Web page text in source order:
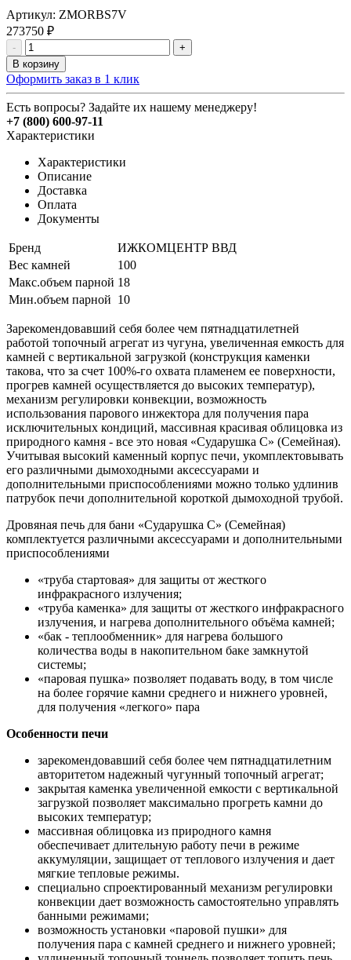
Артикул: ZMORBS7V
273750 ₽
-
+
В корзину
Оформить заказ в 1 клик
Есть вопросы? Задайте их нашему менеджеру!
+7 (800) 600-97-11
Характеристики
Характеристики
Описание
Доставка
Оплата
Документы
Бренд
ИЖКОМЦЕНТР ВВД
Вес камней
100
Макс.объем парной 18
Мин.объем парной 10
Зарекомендовавший себя более чем пятнадцатилетней
работой топочный агрегат из чугуна, увеличенная емкость для
камней с вертикальной загрузкой (конструкция каменки
такова, что за счет 100%-го охвата пламенем ее поверхности,
прогрев камней осуществляется до высоких температур),
механизм регулировки конвекции, возможность
использования парового инжектора для получения пара
исключительных кондиций, массивная красивая облицовка из
природного камня - все это новая «Сударушка С» (Семейная).
Учитывая высокий каменный корпус печи, укомплектовывать
его различными дымоходными аксессуарами и
дополнительными приспособлениями можно только удлинив
патрубок печи дополнительной короткой дымоходной трубой.
Дровяная печь для бани «Сударушка С» (Семейная)
комплектуется различными аксессуарами и дополнительными
приспособлениями
«труба стартовая» для защиты от жесткого
инфракрасного излучения;
«труба каменка» для защиты от жесткого инфракрасного
излучения, и нагрева дополнительного объёма камней;
«бак - теплообменник» для нагрева большого
количества воды в накопительном баке замкнутой
системы;
«паровая пушка» позволяет подавать воду, в том числе
на более горячие камни среднего и нижнего уровней,
для получения «легкого» пара
Особенности печи
зарекомендовавший себя более чем пятнадцатилетним
авторитетом надежный чугунный топочный агрегат;
закрытая каменка увеличенной емкости с вертикальной
загрузкой позволяет максимально прогреть камни до
высоких температур;
массивная облицовка из природного камня
обеспечивает длительную работу печи в режиме
аккумуляции, защищает от теплового излучения и дает
мягкие тепловые режимы.
специально спроектированный механизм регулировки
конвекции дает возможность самостоятельно управлять
банными режимами;
возможность установки «паровой пушки» для
получения пара с камней среднего и нижнего уровней;